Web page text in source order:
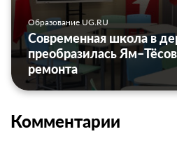
Образование UG.RU
Современная школа в
преобразилась
ремонта
Комментарии